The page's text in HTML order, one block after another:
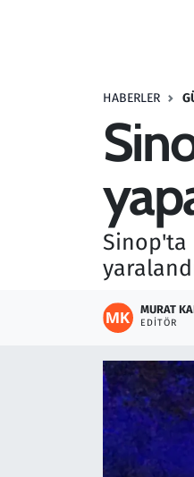
HABERLER
Sinop'ta
MURAT
EDITÖR
Seçim 2023
Teknoloji ve Bilim
Televizyon